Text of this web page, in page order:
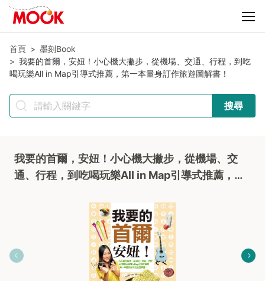
首頁
墨刻Book
我要的首爾，安妞！小心機大撇步，從機場、交通、行程，到吃
喝玩樂All in Map引導式推薦，第一本量身訂作旅遊圖解書！
搜尋
我要的首爾，安妞！小心機大撇步，從機場、交
通、行程，到吃喝玩樂All in Map引導式推薦，第